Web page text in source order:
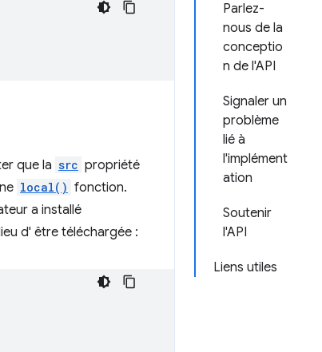
Parlez-
nous de la
conceptio
n de l'API
Signaler un
problème
lié à
l'implément
ation
Soutenir
l'API
Liens utiles
que la src propriété
local() fonction.
a installé
d' être téléchargée :